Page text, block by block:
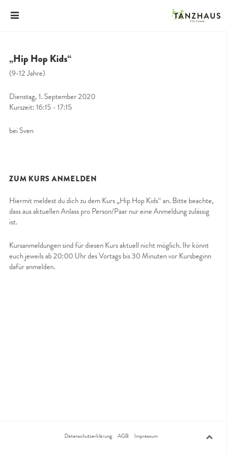
„Hip Hop Kids“
(9-12 Jahre)
Dienstag, 1. September 2020
Kurszeit: 16:15 - 17:15
bei Sven
ZUM KURS ANMELDEN
Hiermit meldest du dich zu dem Kurs „Hip Hop Kids“ an. Bitte beachte,
dass aus aktuellen Anlass pro Person/Paar nur eine Anmeldung zulässig
ist.
Kursanmeldungen sind für diesen Kurs aktuell nicht möglich. Ihr könnt
euch jeweils ab 20:00 Uhr des Vortags bis 30 Minuten vor Kursbeginn
dafür anmelden.
Datenschutzerklärung AGB Impressum